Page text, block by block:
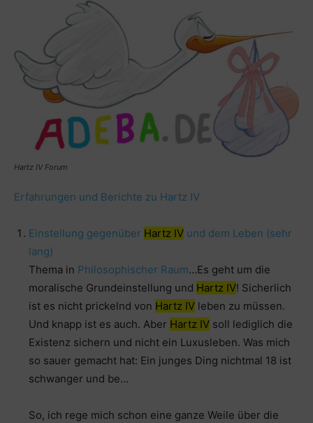
Hartz IV Forum
Erfahrungen und Berichte zu Hartz IV
Einstellung gegenüber Hartz IV und dem Leben (sehr
lang)
Thema in Philosophischer Raum…Es geht um die
moralische Grundeinstellung und Hartz IV! Sicherlich
ist es nicht prickelnd von Hartz IV leben zu müssen.
Und knapp ist es auch. Aber Hartz IV soll lediglich die
Existenz sichern und nicht ein Luxusleben. Was mich
so sauer gemacht hat: Ein junges Ding nichtmal 18 ist
schwanger und be…
So, ich rege mich schon eine ganze Weile über die